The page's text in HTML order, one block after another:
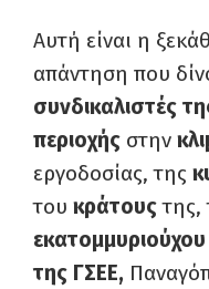
Αυτή είναι η
απάντηση που
συνδικαλιστές
περιοχής στην
εργοδοσίας, της
του κράτουςτης,
της ΓΣΕΕ,